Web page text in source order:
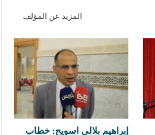
المزيد عن المؤلف
إبراهيم بلالي اسويح: خطاب